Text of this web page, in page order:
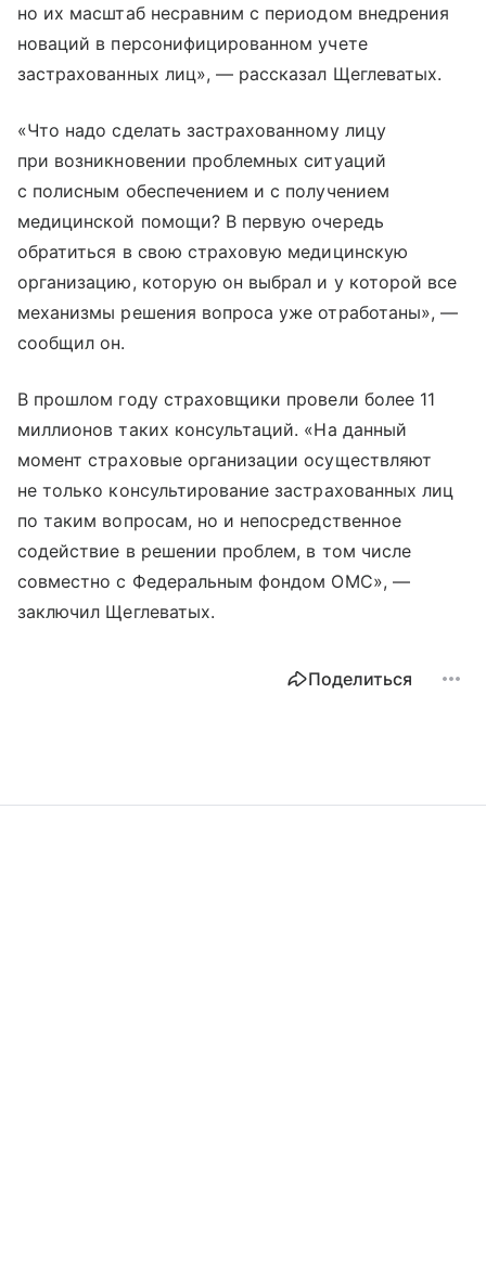
но их масштаб несравним с периодом внедрения
новаций в персонифицированном учете
застрахованных лиц», — рассказал Щеглеватых.
«Что надо сделать застрахованному лицу
при возникновении проблемных ситуаций
с полисным обеспечением и с получением
медицинской помощи? В первую очередь
обратиться в свою страховую медицинскую
организацию, которую он выбрал и у которой все
механизмы решения вопроса уже отработаны», —
сообщил он.
В прошлом году страховщики провели более 11
миллионов таких консультаций. «На данный
момент страховые организации осуществляют
не только консультирование застрахованных лиц
по таким вопросам, но и непосредственное
содействие в решении проблем, в том числе
совместно с Федеральным фондом ОМС», —
заключил Щеглеватых.
Поделиться